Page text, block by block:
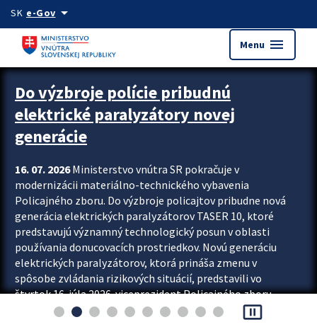
Preskocit na hlavný obsah
SK e-Govarrow_drop_down
Menu menu
Zastavit automatický posun upútavok
Do výzbroje polície pribudnú
elektrické paralyzátory novej
generácie
16. 07. 2026Ministerstvo vnútra SR pokračuje v
modernizácii materiálno-technického vybavenia
Policajného zboru. Do výzbroje policajtov pribudne nová
generácia elektrických paralyzátorov TASER 10, ktoré
predstavujú významný technologický posun v oblasti
používania donucovacích prostriedkov. Novú generáciu
elektrických paralyzátorov, ktorá prináša zmenu v
spôsobe zvládania rizikových situácií, predstavili vo
štvrtok 16. júla 2026 viceprezident Policajného zboru
Rastislav Polakovič a riaditeľ odboru výcviku...
pause_presentation